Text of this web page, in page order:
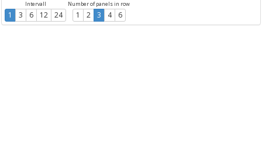
Intervall
1 3 6 12 24
Number of panels in row
1 2 3 4 6